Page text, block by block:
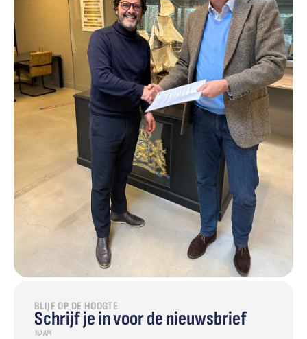
BLIJF OP DE HOOGTE
Schrijf je in voor de nieuwsbrief
NAAM